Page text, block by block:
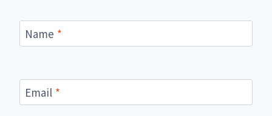
Name *
Email *